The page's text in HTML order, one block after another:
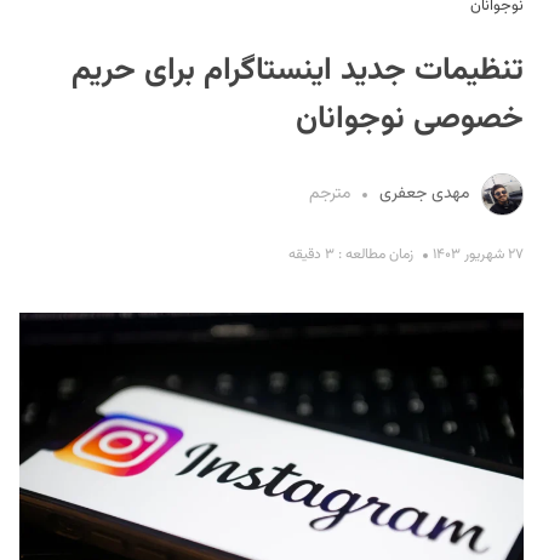
نوجوانان
تنظیمات جدید اینستاگرام برای حریم
خصوصی نوجوانان
مهدی جعفری مترجم
۲۷ شهریور ۱۴۰۳ زمان مطالعه : ۳ دقیقه